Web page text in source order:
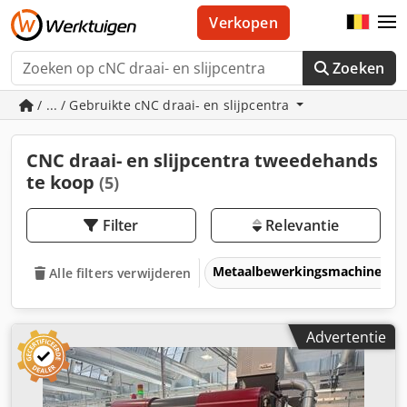
Zoeken
Verkopen
/ ... / Gebruikte cNC draai- en slijpcentra
CNC draai- en slijpcentra tweedehands
te koop (5)
Filter Relevantie
Alle filters verwijderen Metaalbewerkingsmachines
Advertentie